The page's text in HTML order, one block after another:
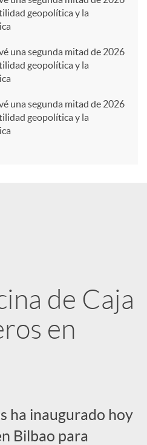
geopolítica y la
una segunda mitad de 2026
geopolítica y la
una segunda mitad de 2026
geopolítica y la
de Caja
en
ha inaugurado hoy
Bilbao para